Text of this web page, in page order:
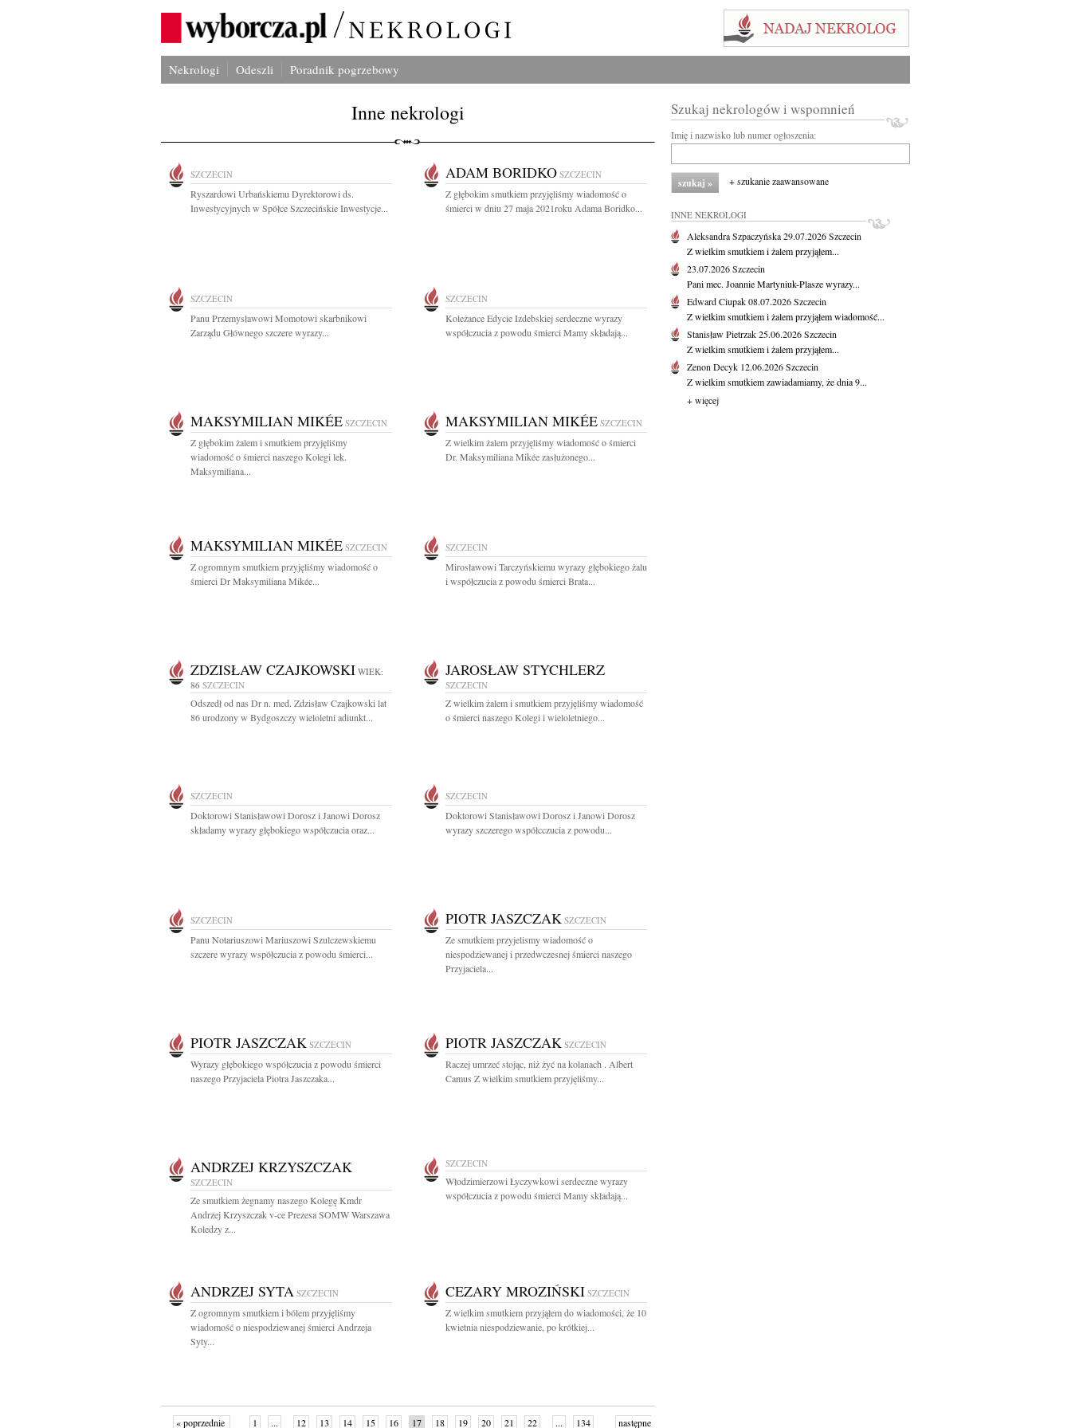
Nekrologi Odeszli Poradnik pogrzebowy
Inne nekrologi
SZCZECIN
Ryszardowi Urbańskiemu Dyrektorowi ds.
Inwestycyjnych w Spółce Szczecińskie Inwestycje...
ADAM BORIDKO SZCZECIN
Z głębokim smutkiem przyjęliśmy wiadomość o
śmierci w dniu 27 maja 2021roku Adama Boridko...
SZCZECIN
Panu Przemysławowi Momotowi skarbnikowi
Zarządu Głównego szczere wyrazy...
SZCZECIN
Koleżance Edycie Izdebskiej serdeczne wyrazy
współczucia z powodu śmierci Mamy składają...
MAKSYMILIAN MIKÉE SZCZECIN
Z głębokim żalem i smutkiem przyjęliśmy
wiadomość o śmierci naszego Kolegi lek.
Maksymiliana...
MAKSYMILIAN MIKÉE SZCZECIN
Z wielkim żalem przyjęliśmy wiadomość o śmierci
Dr. Maksymiliana Mikée zasłużonego...
MAKSYMILIAN MIKÉE SZCZECIN
Z ogromnym smutkiem przyjęliśmy wiadomość o
śmierci Dr Maksymiliana Mikée...
SZCZECIN
Mirosławowi Tarczyńskiemu wyrazy głębokiego żalu
i współczucia z powodu śmierci Brata...
ZDZISŁAW CZAJKOWSKI WIEK:
86 SZCZECIN
Odszedł od nas Dr n. med. Zdzisław Czajkowski lat
86 urodzony w Bydgoszczy wieloletni adiunkt...
JAROSŁAW STYCHLERZ
SZCZECIN
Z wielkim żalem i smutkiem przyjęliśmy wiadomość
o śmierci naszego Kolegi i wieloletniego...
SZCZECIN
Doktorowi Stanisławowi Dorosz i Janowi Dorosz
składamy wyrazy głębokiego współczucia oraz...
SZCZECIN
Doktorowi Stanisławowi Dorosz i Janowi Dorosz
wyrazy szczerego współcczucia z powodu...
SZCZECIN
Panu Notariuszowi Mariuszowi Szulczewskiemu
szczere wyrazy współczucia z powodu śmierci...
PIOTR JASZCZAK SZCZECIN
Ze smutkiem przyjelismy wiadomość o
niespodziewanej i przedwczesnej śmierci naszego
Przyjaciela...
PIOTR JASZCZAK SZCZECIN
Wyrazy głębokiego współczucia z powodu śmierci
naszego Przyjaciela Piotra Jaszczaka...
PIOTR JASZCZAK SZCZECIN
Raczej umrzeć stojąc, niż żyć na kolanach . Albert
Camus Z wielkim smutkiem przyjęliśmy...
ANDRZEJ KRZYSZCZAK
SZCZECIN
Ze smutkiem żegnamy naszego Kolegę Kmdr
Andrzej Krzyszczak v-ce Prezesa SOMW Warszawa
Koledzy z...
SZCZECIN
Włodzimierzowi Łyczywkowi serdeczne wyrazy
współczucia z powodu śmierci Mamy składają...
ANDRZEJ SYTA SZCZECIN
Z ogromnym smutkiem i bólem przyjęliśmy
wiadomość o niespodziewanej śmierci Andrzeja
Syty...
CEZARY MROZIŃSKI SZCZECIN
Z wielkim smutkiem przyjąłem do wiadomości, że 10
kwietnia niespodziewanie, po krótkiej...
« poprzednie 1 ... 12 13 14 15 16 17 18 19 20 21 22 ... 134 następne
Szukaj nekrologów i wspomnień
Imię i nazwisko lub numer ogłoszenia:
+ szukanie zaawansowane
INNE NEKROLOGI
Aleksandra Szpaczyńska29.07.2026Szczecin
Z wielkim smutkiem i żalem przyjąłem...
23.07.2026Szczecin
Pani mec. Joannie Martyniuk-Plasze wyrazy...
Edward Ciupak08.07.2026Szczecin
Z wielkim smutkiem i żalem przyjąłem wiadomość...
Stanisław Pietrzak25.06.2026Szczecin
Z wielkim smutkiem i żalem przyjąłem...
Zenon Decyk 12.06.2026Szczecin
Z wielkim smutkiem zawiadamiamy, że dnia 9...
+ więcej